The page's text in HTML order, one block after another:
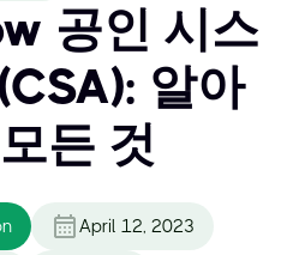
공인 시스
알아
든 것
April 12, 2023